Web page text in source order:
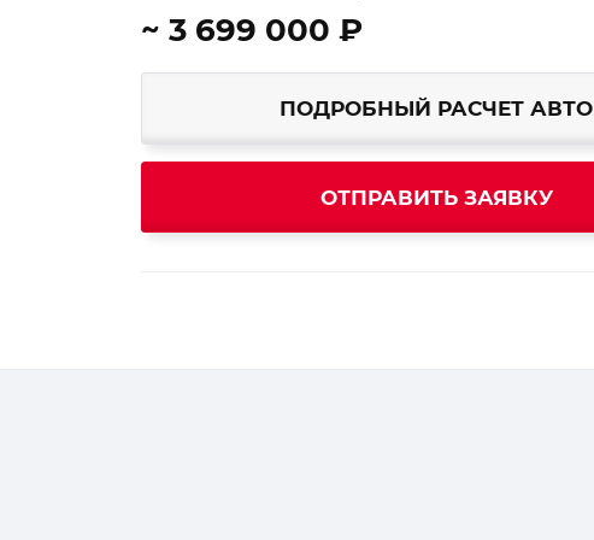
~ 3 699 000 ₽
ПОДРОБНЫЙ РАСЧЕТ АВТО
ОТПРАВИТЬ ЗАЯВКУ